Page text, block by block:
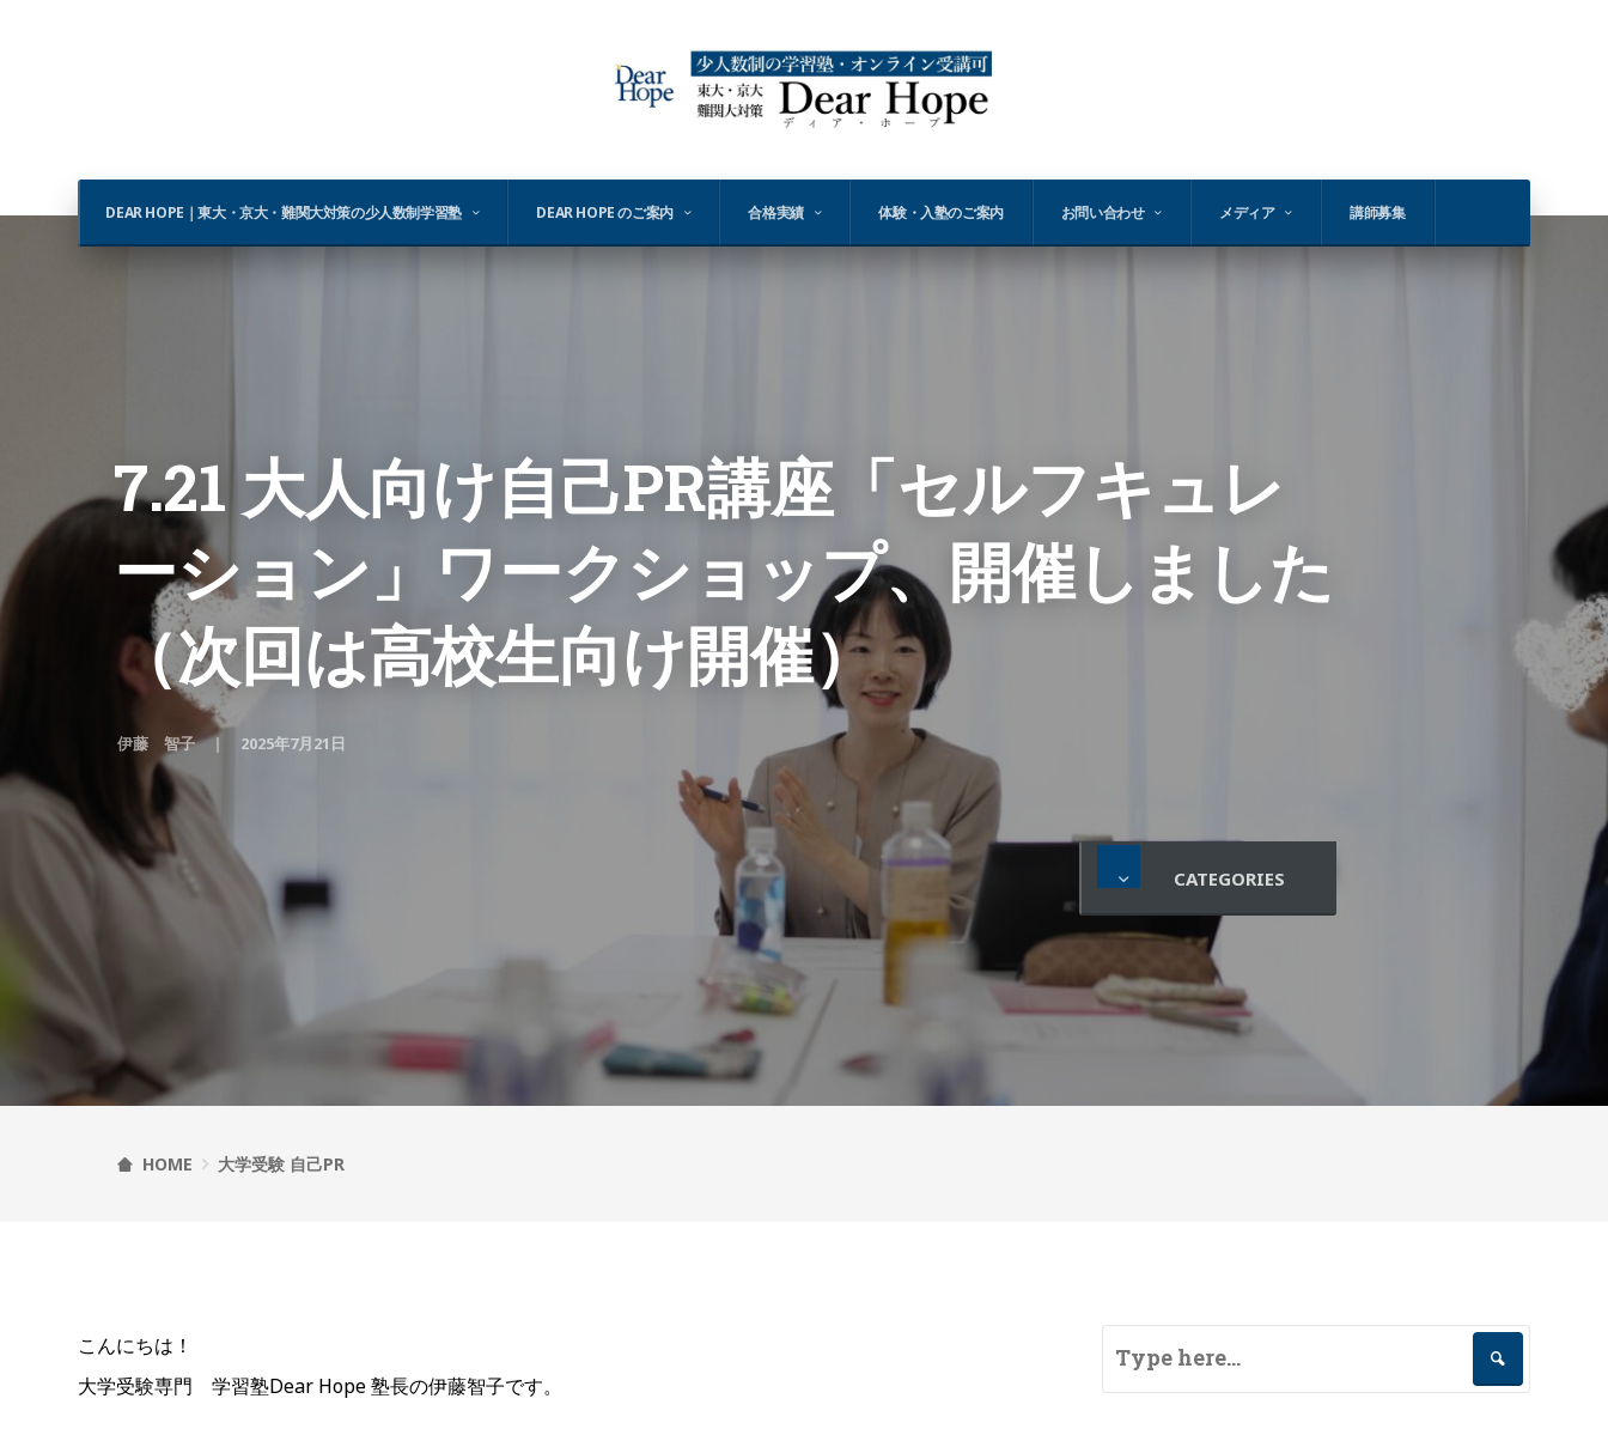
DEAR HOPE｜東大・京大・難関大対策の少人数制学習塾 DEAR HOPE のご案内 合格実績 体験・入塾のご案内 お問い合わせ メディア 講師募集
7.21 大人向け自己PR講座「セルフキュレ
ーション」ワークショップ、開催しました
（次回は高校生向け開催）
伊藤 智子 2025年7月21日
CATEGORIES
HOME 大学受験 自己PR
こんにちは！
大学受験専門 学習塾Dear Hope 塾長の伊藤智子です。